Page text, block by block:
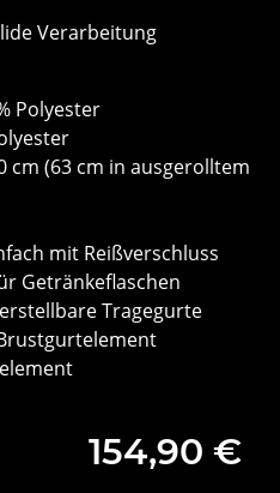
Verarbeitung
Polyester
cm (63 cm in ausgerolltem
mit Reißverschluss
Getränkeflaschen
Tragegurte
154,90 €